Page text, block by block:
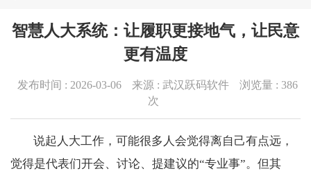
智慧人大系统：让履职更接地气，让民意
更有温度
发布时间 : 2026-03-06 来源 : 武汉跃码软件 浏览量 : 386
次
说起人大工作，可能很多人会觉得离自己有点远，
觉得是代表们开会、讨论、提建议的“专业事”。但其